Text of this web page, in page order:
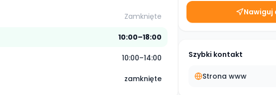
Zamknięte
10:00–18:00
10:00–14:00
zamknięte
Nawiguj
Szybki kontakt
Strona www